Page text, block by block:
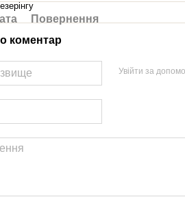
Повернення
коментар
Увійти за